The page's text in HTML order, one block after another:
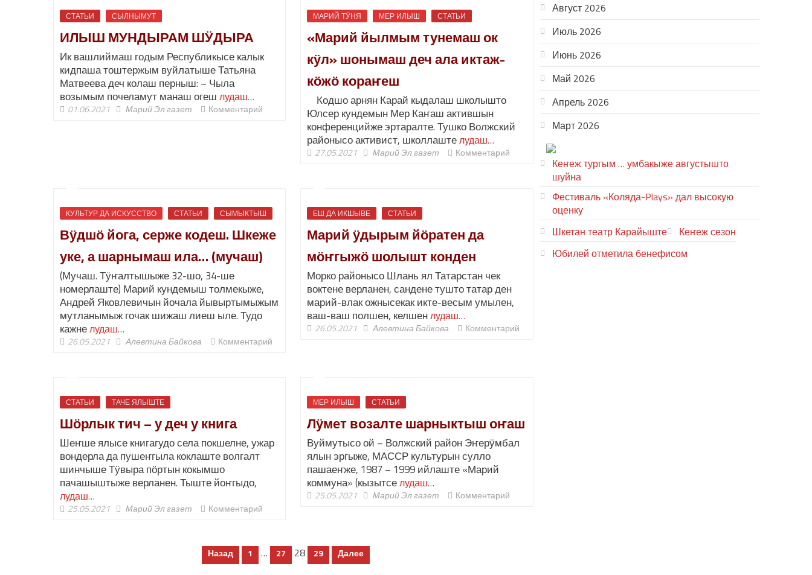
СТАТЬИ СЫЛНЫМУТ
ИЛЫШ МУНДЫРАМ ШӰДЫРА
Ик вашлиймаш годым Республикысе калык
кидпаша тоштержым вуйлатыше Татьяна
Матвеева деч колаш перныш: – Чыла
возымым почеламут манаш огеш лудаш…
01.06.2021 Марий Эл газет Комментарий
МАРИЙ ТӰНЯ МЕР ИЛЫШ СТАТЬИ
«Марий йылмым тунемаш ок
кӱл» шонымаш деч ала иктаж-
кӧжӧ кораҥеш
Кодшо арнян Карай кыдалаш школышто
Юлсер кундемын Мер Каҥаш актившын
конференцийже эртаралте. Тушко Волжский
районысо активист, школлаштелудаш…
27.05.2021 Марий Эл газет Комментарий
КУЛЬТУР ДА ИСКУССТВО СТАТЬИ СЫМЫКТЫШ
Вӱдшӧ йога, серже кодеш. Шкеже
уке, а шарнымаш ила… (мучаш)
(Мучаш. Тӱҥалтышыже 32-шо, 34-ше
номерлаште) Марий кундемыш толмекыже,
Андрей Яковлевичын йочала йывыртымыжым
мутланымыж гочак шижаш лиеш ыле. Тудо
кажнелудаш…
26.05.2021 Алевтина Байкова Комментарий
ЕШ ДА ИКШЫВЕ СТАТЬИ
Марий ӱдырым йӧратен да
мӧҥгыжӧ шолышт конден
Морко районысо Шлань ял Татарстан чек
воктене верланен, сандене тушто татар ден
марий-влак ожнысекак икте-весым умылен,
ваш-ваш полшен, келшенлудаш…
26.05.2021 Алевтина Байкова Комментарий
СТАТЬИ ТАЧЕ ЯЛЫШТЕ
Шӧрлык тич – у деч у книга
Шеҥше ялысе книгагудо села покшелне, ужар
вондерла да пушеҥгыла коклаште волгалт
шинчыше Тӱвыра пӧртын кокымшо
пачашыштыже верланен. Тыште йоҥгыдо,
лудаш…
25.05.2021 Марий Эл газет Комментарий
МЕР ИЛЫШ СТАТЬИ
Лӱмет возалте шарныктыш оҥаш
Вуймутысо ой – Волжский район Эҥерӱмбал
ялын эргыже, МАССР культурын сулло
пашаеҥже, 1987 – 1999 ийлаште «Марий
коммуна» (кызытселудаш…
25.05.2021 Марий Эл газет Комментарий
Назад 1 … 27 28 29 Далее
Август 2026
Июль 2026
Июнь 2026
Май 2026
Апрель 2026
Март 2026
Кеҥеж тургым … умбакыже августышто
шуйна
Фестиваль «Коляда-Plays» дал высокую
оценку
Шкетан театр Карайыште
Кеҥеж сезон
Юбилей отметила бенефисом